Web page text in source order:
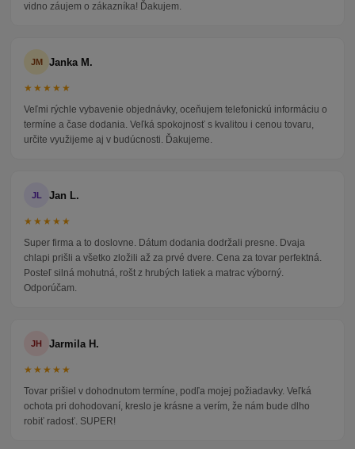
vidno záujem o zákazníka! Ďakujem.
JM Janka M.
★★★★★
Veľmi rýchle vybavenie objednávky, oceňujem telefonickú informáciu o
termíne a čase dodania. Veľká spokojnosť s kvalitou i cenou tovaru,
určite využijeme aj v budúcnosti. Ďakujeme.
JL Jan L.
★★★★★
Super firma a to doslovne. Dátum dodania dodržali presne. Dvaja
chlapi prišli a všetko zložili až za prvé dvere. Cena za tovar perfektná.
Posteľ silná mohutná, rošt z hrubých latiek a matrac výborný.
Odporúčam.
JH Jarmila H.
★★★★★
Tovar prišiel v dohodnutom termíne, podľa mojej požiadavky. Veľká
ochota pri dohodovaní, kreslo je krásne a verím, že nám bude dlho
robiť radosť. SUPER!